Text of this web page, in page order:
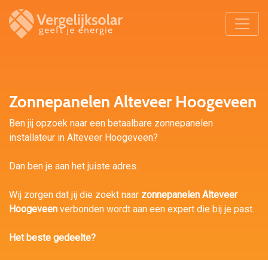
Zonnepanelen Alteveer Hoogeveen
Ben jij opzoek naar een betaalbare zonnepanelen
installateur in Alteveer Hoogeveen?
Dan ben je aan het juiste adres.
Wij zorgen dat jij die zoekt naar zonnepanelen Alteveer
Hoogeveen verbonden wordt aan een expert die bij je past.
Het beste gedeelte?